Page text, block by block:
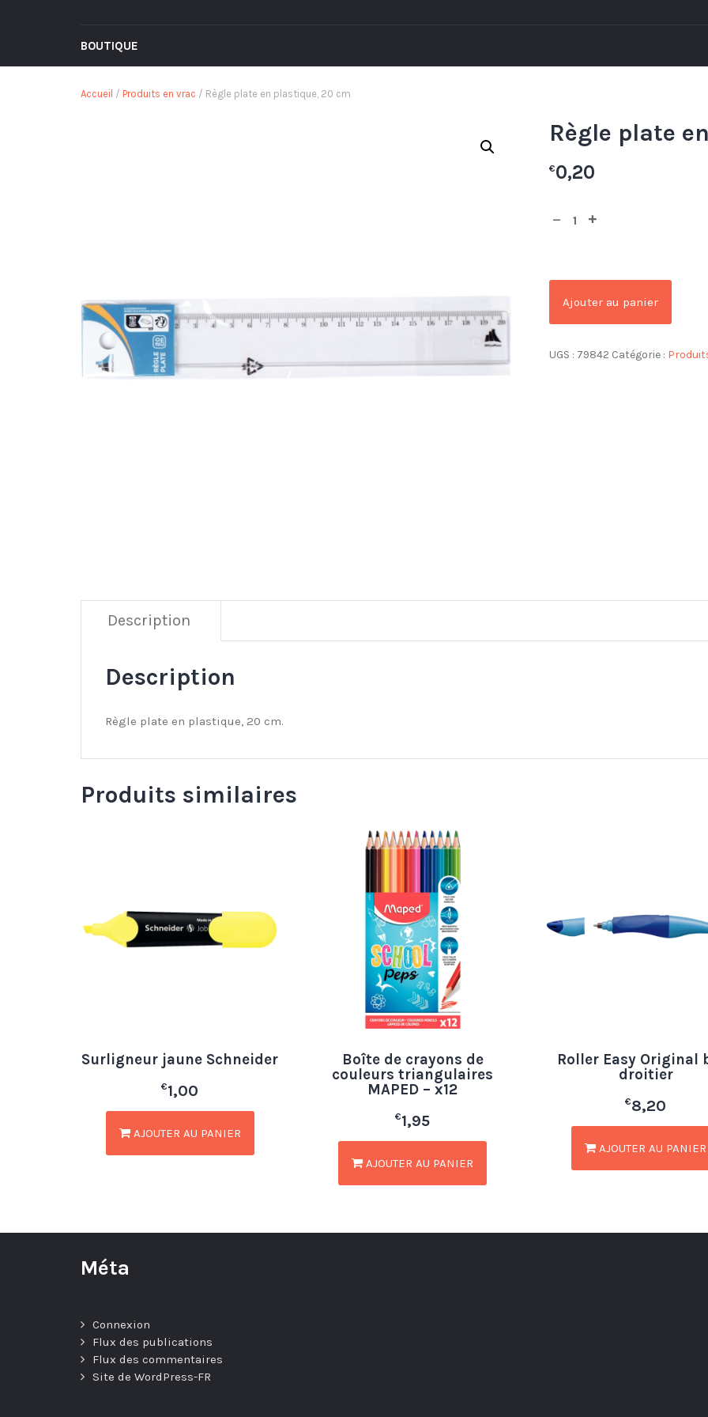
BOUTIQUE
Accueil / Produits en vrac / Règle plate en plastique, 20 cm
Règle plate
€0,20
Ajouter au panier
UGS : 79842 Catégorie :
Description
Description
Règle plate en plastique, 20 cm.
Produits similaires
Surligneur jaune Schneider
€1,00
AJOUTER AU PANIER
Boîte de crayons de
couleurs triangulaires
MAPED – x12
€1,95
AJOUTER AU PANIER
Roller Easy Original
droitier
€8,20
AJOUTER AU PANIER
Méta
Connexion
Flux des publications
Flux des commentaires
Site de WordPress-FR